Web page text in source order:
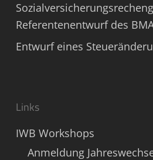
Referentenentwurf des
Entwurf eines
Links
IWB Workshops
Anmeldung